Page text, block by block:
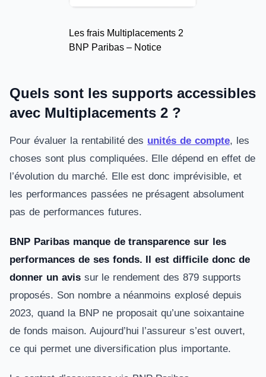
Les frais Multiplacements 2
BNP Paribas – Notice
Quels sont les supports accessibles
avec Multiplacements 2 ?
Pour évaluer la rentabilité des unités de compte, les
choses sont plus compliquées. Elle dépend en effet de
l’évolution du marché. Elle est donc imprévisible, et
les performances passées ne présagent absolument
pas de performances futures.
BNP Paribas manque de transparence sur les
performances de ses fonds. Il est difficile donc de
donner un avissur le rendement des 879 supports
proposés. Son nombre a néanmoins explosé depuis
2023, quand la BNP ne proposait qu’une soixantaine
de fonds maison. Aujourd’hui l’assureur s’est ouvert,
ce qui permet une diversification plus importante.